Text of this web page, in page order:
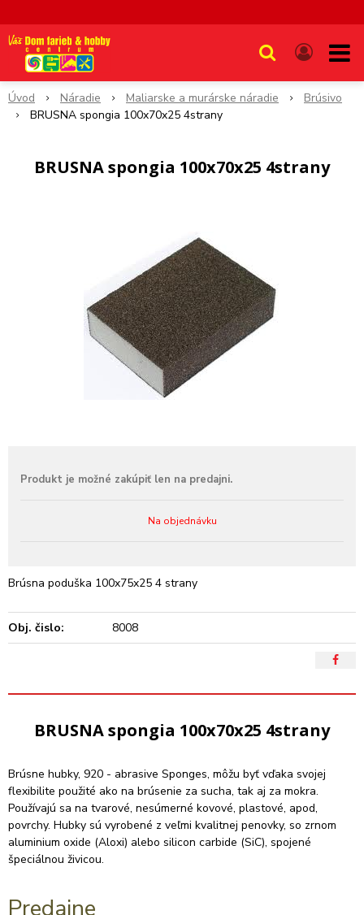
Úvod Náradie Maliarske a murárske náradie
Brúsivo
BRUSNA spongia 100x70x25 4strany
BRUSNA spongia 100x70x25 4strany
Na objednávku
Brúsna poduška 100x75x25 4 strany
Obj. čislo: 8008
BRUSNA spongia 100x70x25 4strany
Brúsne hubky, 920 - abrasive Sponges, môžu byť vďaka svojej
flexibilite použité ako na brúsenie za sucha, tak aj za mokra.
Používajú sa na tvarové, nesúmerné kovové, plastové, apod,
povrchy. Hubky sú vyrobené z veľmi kvalitnej penovky, so zrnom
aluminium oxide (Aloxi) alebo silicon carbide (SiC), spojené
špeciálnou živicou.
Predajne